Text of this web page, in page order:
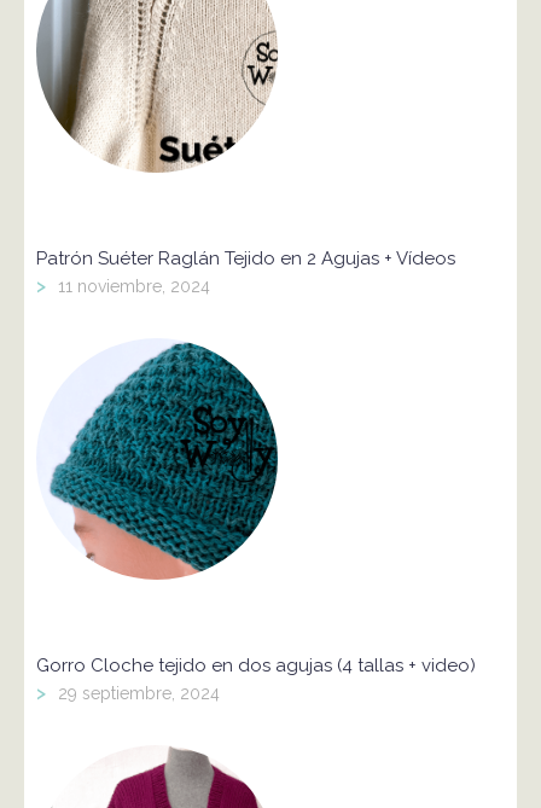
Patrón Suéter Raglán Tejido en 2 Agujas + Vídeos
> 11 noviembre, 2024
Gorro Cloche tejido en dos agujas (4 tallas + video)
> 29 septiembre, 2024